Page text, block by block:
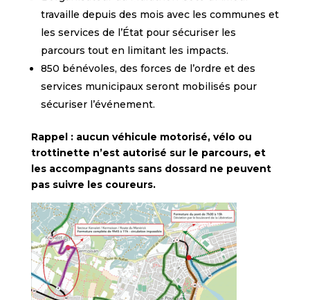
travaille depuis des mois avec les communes et
les services de l’État pour sécuriser les
parcours tout en limitant les impacts.
850 bénévoles, des forces de l’ordre et des
services municipaux seront mobilisés pour
sécuriser l’événement.
Rappel : aucun véhicule motorisé, vélo ou
trottinette n’est autorisé sur le parcours, et
les accompagnants sans dossard ne peuvent
pas suivre les coureurs.